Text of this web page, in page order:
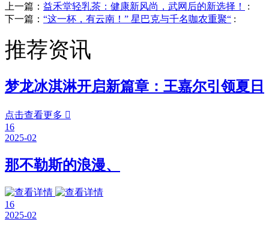
上一篇： 益禾堂轻乳茶：健康新风尚，武网后的新选择！
:
下一篇： “这一杯，有云南！” 星巴克与千名咖农重聚“ :
推荐资讯
梦龙冰淇淋开启新篇章：王嘉尔引领夏日
点击查看更多 
16
2025-02
那不勒斯的浪漫、
16
2025-02